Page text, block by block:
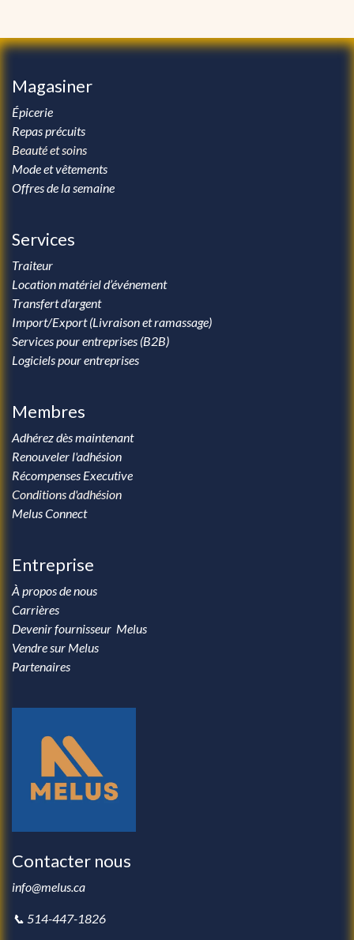
Magasiner
Épicerie
Repas précuits
Beauté et soins
Mode et vêtements
Offres de la semaine
Services
Traiteur
Location matériel d’événement
Transfert d'argent
Import/Export (Livraison et ramassage)
Services pour entreprises (B2B)
Logiciels pour entreprises
Membres
Adhérez dès maintenant
Renouveler l'adhésion
Récompenses Executive
Conditions d'adhésion
Melus Connect
Entreprise
À propos de nous
Carrières
Devenir fournisseur Melus
Vendre sur Melus
Partenaires
Contacter nous
info@melus.ca
📞 514-447-1826